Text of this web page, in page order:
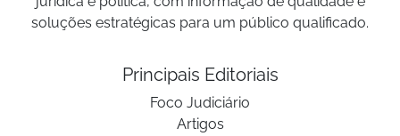
soluções estratégicas para um público qualificado.
Principais Editoriais
Foco Judiciário
Artigos